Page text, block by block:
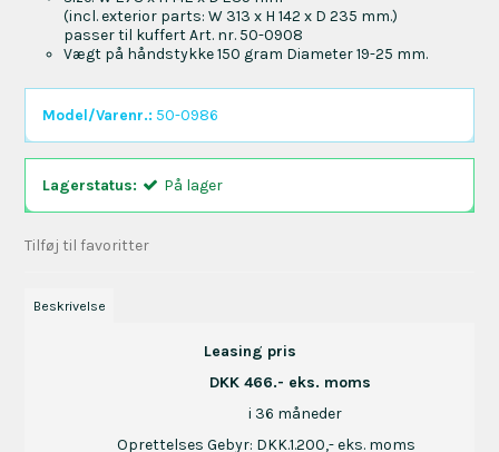
(incl. exterior parts: W 313 x H 142 x D 235 mm.)
passer til kuffert Art. nr. 50-0908
Vægt på håndstykke 150 gram Diameter 19-25 mm.
Model/Varenr.: 50-0986
Lagerstatus: På lager
Tilføj til favoritter
Beskrivelse
Leasing pris
DKK 466.- eks. moms
i 36 måneder
Oprettelses Gebyr: DKK.1.200,- eks. moms